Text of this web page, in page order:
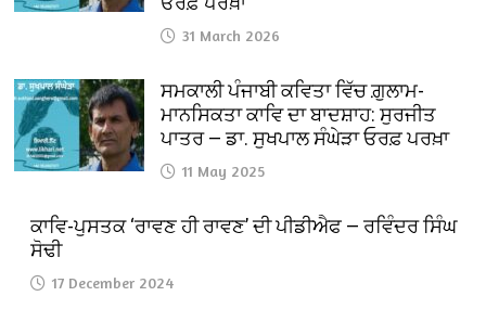
31 March 2026
ਸਮਕਾਲੀ ਪੰਜਾਬੀ ਕਵਿਤਾ ਵਿੱਚ ਗ਼ੁਲਾਮ-
ਮਾਨਸਿਕਤਾ ਕਾਵਿ ਦਾ ਬਾਦਸ਼ਾਹ: ਸੁਰਜੀਤ
ਪਾਤਰ — ਡਾ. ਸੁਖਪਾਲ ਸੰਘੇੜਾ ਓਰਫ਼ ਪਰਖ਼ਾ
11 May 2025
ਕਾਵਿ-ਪੁਸਤਕ ‘ਰਾਵਣ ਹੀ ਰਾਵਣ’ ਦੀ ਪੀਡੀਐਫ — ਰਵਿੰਦਰ ਸਿੰਘ
ਸੋਢੀ
17 December 2024